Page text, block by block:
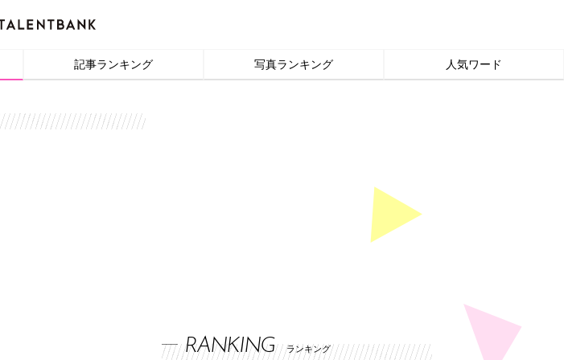
記事ランキング 写真ランキング 人気ワード
RANKING ランキング